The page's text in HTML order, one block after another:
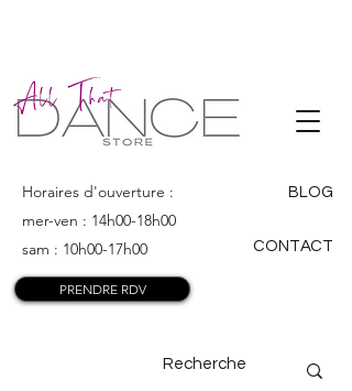
ALL THAT
DANCE
Horaires d'ouverture :
mer-ven : 14h00-18h00
sam : 10h00-17h00
BLOG
CONTACT
PRENDRE RDV